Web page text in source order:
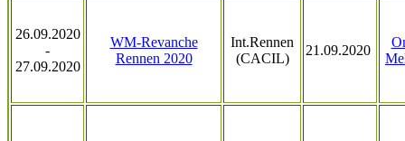
26.09.2020
-
27.09.2020
WM-Revanche
Rennen 2020
Int.Rennen
(CACIL)
21.09.2020